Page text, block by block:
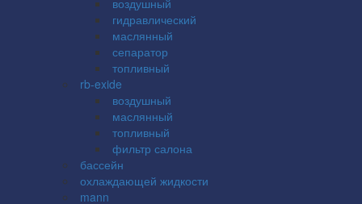
гидравлический
маслянный
сепаратор
топливный
rb-exide
воздушный
маслянный
топливный
фильтр салона
бассейн
охлаждающей жидкости
mann